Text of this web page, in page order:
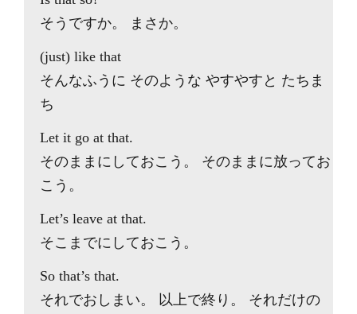
そうですか。 まさか。
(just) like that
そんなふうに そのような やすやすと たちま
ち
Let it go at that.
そのままにしておこう。 そのままに放ってお
こう。
Let’s leave at that.
そこまでにしておこう。
So that’s that.
それでおしまい。 以上で終り。 それだけの